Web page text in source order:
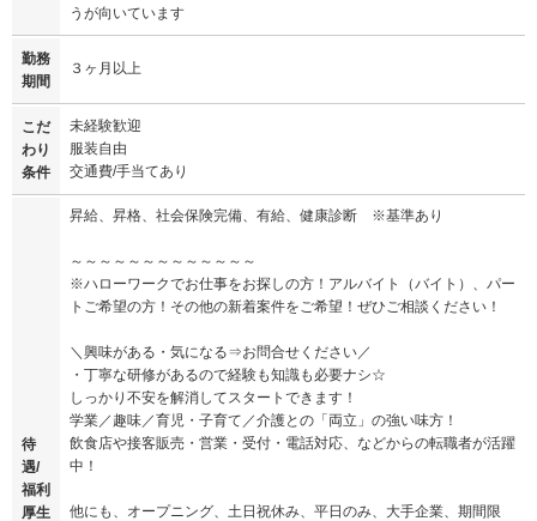
うが向いています
勤務
期間
３ヶ月以上
こだ
わり
条件
未経験歓迎
服装自由
交通費/手当てあり
待
遇/
福利
厚生
昇給、昇格、社会保険完備、有給、健康診断 ※基準あり
～～～～～～～～～～～～～
※ハローワークでお仕事をお探しの方！アルバイト（バイト）、パー
トご希望の方！その他の新着案件をご希望！ぜひご相談ください！
＼興味がある・気になる⇒お問合せください／
・丁寧な研修があるので経験も知識も必要ナシ☆
しっかり不安を解消してスタートできます！
学業／趣味／育児・子育て／介護との「両立」の強い味方！
飲食店や接客販売・営業・受付・電話対応、などからの転職者が活躍
中！
他にも、オープニング、土日祝休み、平日のみ、大手企業、期間限